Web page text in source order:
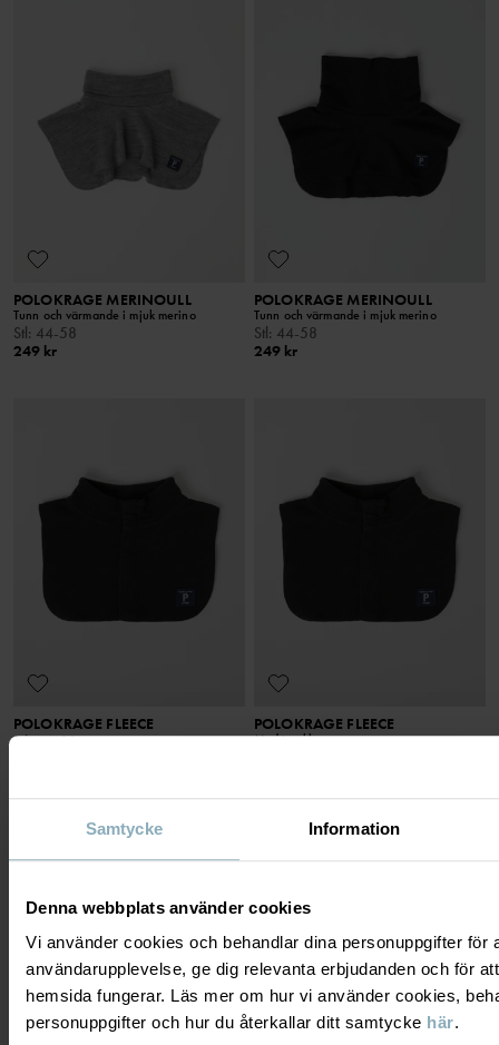
Samtycke Information
Denna webbplats använder cookies
Vi använder cookies och behandlar dina personuppgifter för
användarupplevelse, ge dig relevanta erbjudanden och för
hemsida fungerar. Läs mer om hur vi använder cookies,
personuppgifter och hur du återkallar ditt samtycke här.
POLOKRAGE MERINOULL
Tunn och värmande i mjuk merino
Stl: 44-58
249 kr
POLOKRAGE MERINOULL
Tunn och värmande i mjuk merino
Stl: 44-58
249 kr
POLOKRAGE FLEECE
Stl:44-58
POLOKRAGE FLEECE
Med tryckknappar
VISAR 20 AV 20 ARTIKLAR
MJUKA HALSKRAGAR I BOMULL OCH